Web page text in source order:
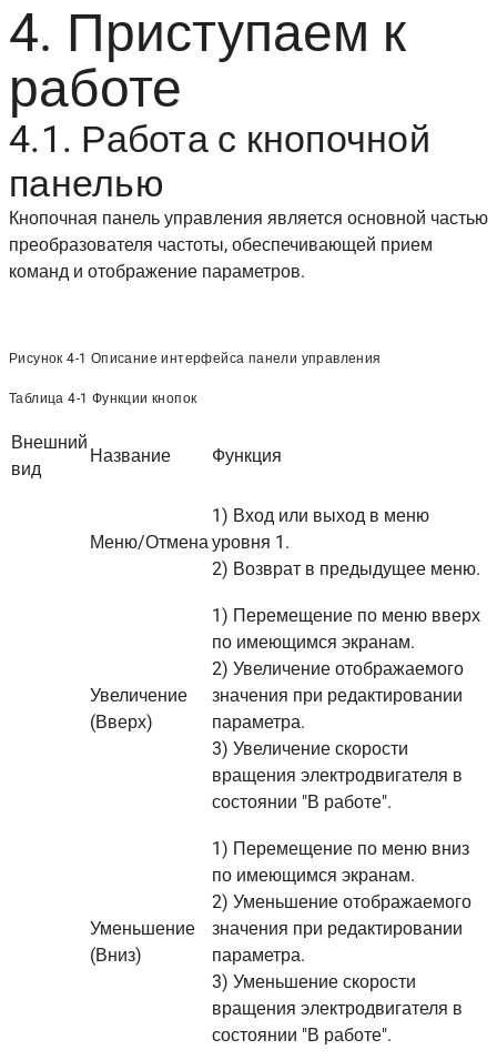
4. Приступаем к
работе
4.1. Работа с кнопочной
панелью
Кнопочная панель управления является основной частью
преобразователя частоты, обеспечивающей прием
команд и отображение параметров.
Рисунок 4-1 Описание интерфейса панели управления
Таблица 4-1 Функции кнопок
Внешний
вид
Название Функция
Меню/Отмена
1) Вход или выход в меню
уровня 1.
2) Возврат в предыдущее меню.
Увеличение
(Вверх)
1) Перемещение по меню вверх
по имеющимся экранам.
2) Увеличение отображаемого
значения при редактировании
параметра.
3) Увеличение скорости
вращения электродвигателя в
состоянии "В работе".
Уменьшение
(Вниз)
1) Перемещение по меню вниз
по имеющимся экранам.
2) Уменьшение отображаемого
значения при редактировании
параметра.
3) Уменьшение скорости
вращения электродвигателя в
состоянии "В работе".